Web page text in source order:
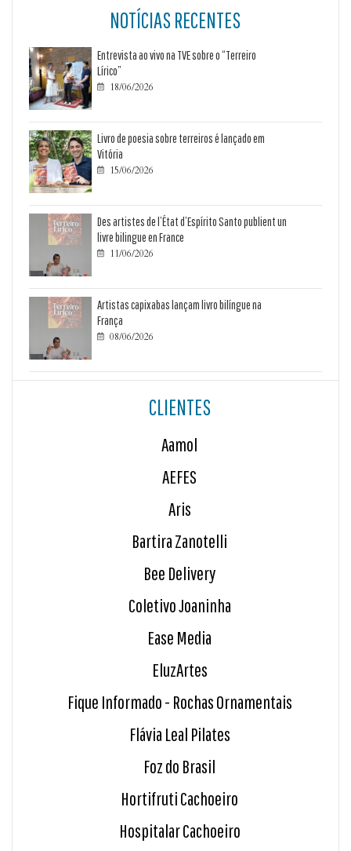
NOTÍCIAS RECENTES
Entrevista ao vivo na TVE sobre o “Terreiro
Lírico”
 18/06/2026
Livro de poesia sobre terreiros é lançado em
Vitória
 15/06/2026
Des artistes de l’État d’Espírito Santo publient un
livre bilingue en France
 11/06/2026
Artistas capixabas lançam livro bilíngue na
França
 08/06/2026
CLIENTES
Aamol
AEFES
Aris
Bartira Zanotelli
Bee Delivery
Coletivo Joaninha
Ease Media
EluzArtes
Fique Informado - Rochas Ornamentais
Flávia Leal Pilates
Foz do Brasil
Hortifruti Cachoeiro
Hospitalar Cachoeiro